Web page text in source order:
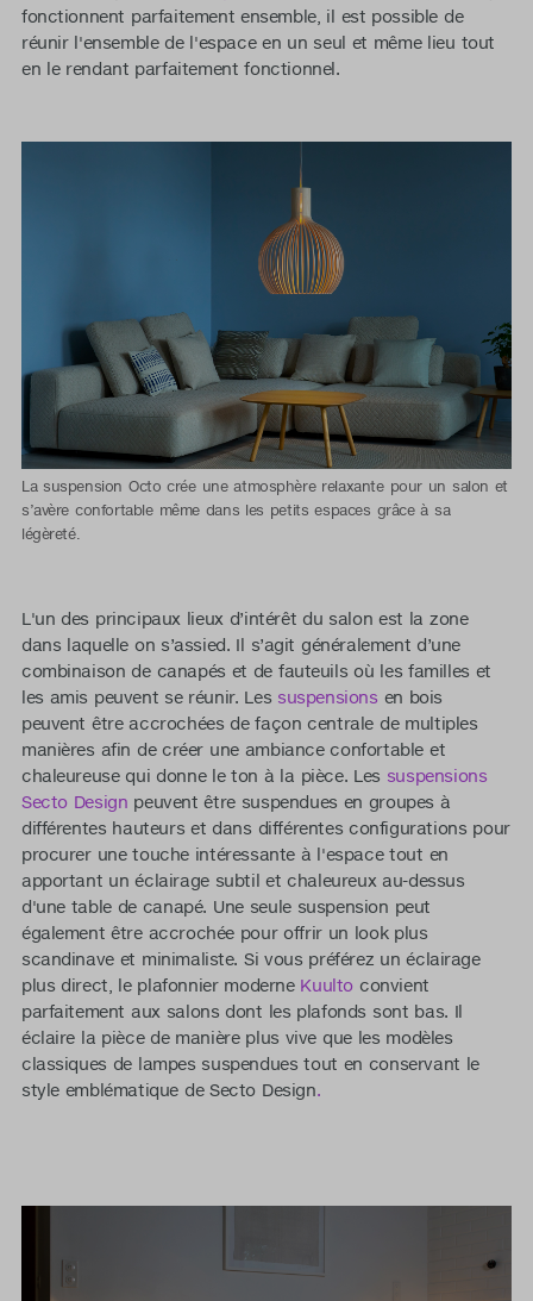
fonctionnent parfaitement ensemble, il est possible de
réunir l'ensemble de l'espace en un seul et même lieu tout
en le rendant parfaitement fonctionnel.
La suspension Octo crée une atmosphère relaxante pour un salon et
s’avère confortable même dans les petits espaces grâce à sa
légèreté.
L'un des principaux lieux d’intérêt du salon est la zone
dans laquelle on s’assied. Il s’agit généralement d’une
combinaison de canapés et de fauteuils où les familles et
les amis peuvent se réunir. Les suspensions en bois
peuvent être accrochées de façon centrale de multiples
manières afin de créer une ambiance confortable et
chaleureuse qui donne le ton à la pièce. Les suspensions
Secto Design peuvent être suspendues en groupes à
différentes hauteurs et dans différentes configurations pour
procurer une touche intéressante à l'espace tout en
apportant un éclairage subtil et chaleureux au-dessus
d'une table de canapé. Une seule suspension peut
également être accrochée pour offrir un look plus
scandinave et minimaliste. Si vous préférez un éclairage
plus direct, le plafonnier moderne Kuulto convient
parfaitement aux salons dont les plafonds sont bas. Il
éclaire la pièce de manière plus vive que les modèles
classiques de lampes suspendues tout en conservant le
style emblématique de Secto Design.